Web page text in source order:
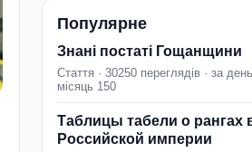
Популярне
Знані постаті Гощанщини
Стаття · 30250 переглядів · за
місяць 150
Таблицы табели о рангах
Российской империи